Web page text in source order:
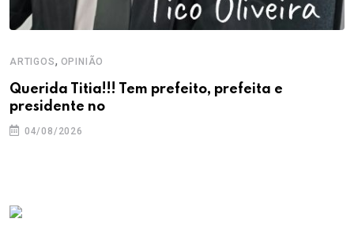
ARTIGOS, OPINIÃO
Querida Titia!!! Tem prefeito, prefeita e
presidente no
04/08/2026